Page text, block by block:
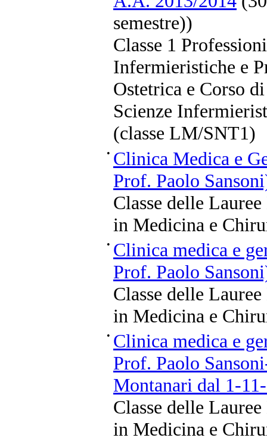
semestre))
Classe 1
Infermieristiche e
Ostetrica e Corso
Scienze
(classe LM/SNT1)
• Clinica Medica e
Prof. Paolo
Classe delle
in Medicina e
• Clinica medica e
Prof. Paolo
Classe delle
in Medicina e
• Clinica medica e
Prof. Paolo
Montanari dal 1-
Classe delle
in Medicina e